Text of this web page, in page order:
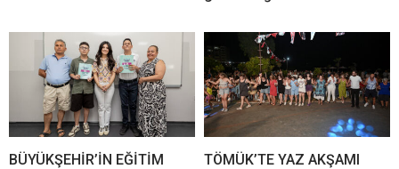
BÜYÜKŞEHİR’İN EĞİTİM
TÖMÜK’TE YAZ AKŞAMI